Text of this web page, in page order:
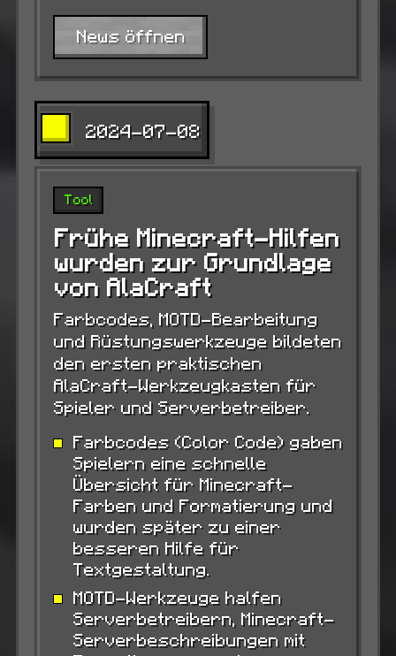
News öffnen
2024-07-08
Tool
Frühe Minecraft-Hilfen
wurden zur Grundlage
von AlaCraft
Farbcodes, MOTD-Bearbeitung
und Rüstungswerkzeuge bildeten
den ersten praktischen
AlaCraft-Werkzeugkasten für
Spieler und Serverbetreiber.
Farbcodes (Color Code) gaben
Spielern eine schnelle
Übersicht für Minecraft-
Farben und Formatierung und
wurden später zu einer
besseren Hilfe für
Textgestaltung.
MOTD-Werkzeuge halfen
Serverbetreibern, Minecraft-
Serverbeschreibungen mit